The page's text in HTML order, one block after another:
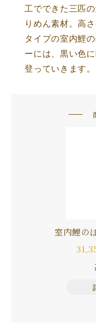
工でできた三匹
りめん素材。高
タイプの室内鯉
ーには、黒い色
登っていきます。
室内鯉の